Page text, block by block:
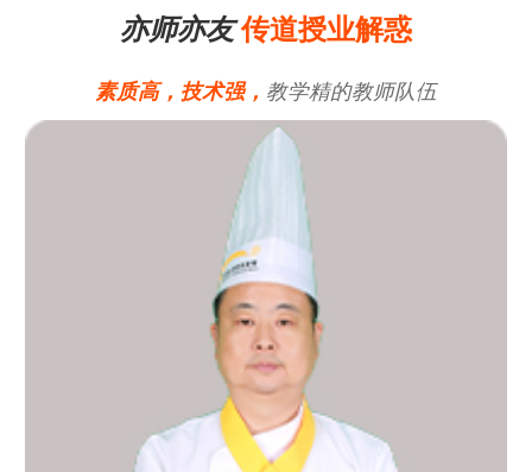
亦师亦友传道授业解惑
素质高，技术强， 教学精的教师队伍